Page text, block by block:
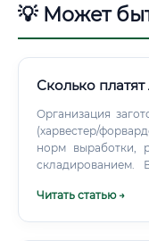
💡 Может
Сколько
Организация
(харвестер/
норм выработки,
складированием.
мониторинг
Читать статью →